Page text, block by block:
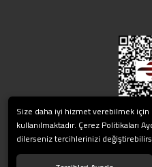
Size daha iyi hizmet verebilmek
kullanılmaktadır. Çerez Politikaları
dilerseniz tercihlerinizi